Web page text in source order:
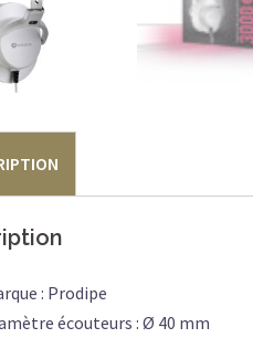
: Prodipe
écouteurs : Ø 40 mm